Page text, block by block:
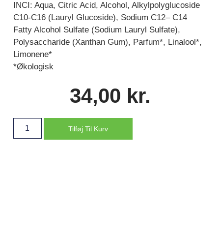
INCI: Aqua, Citric Acid, Alcohol, Alkylpolyglucoside
C10-C16 (Lauryl Glucoside), Sodium C12– C14
Fatty Alcohol Sulfate (Sodium Lauryl Sulfate),
Polysaccharide (Xanthan Gum), Parfum*, Linalool*,
Limonene*
*Økologisk
34,00 kr.
Tilføj Til Kurv